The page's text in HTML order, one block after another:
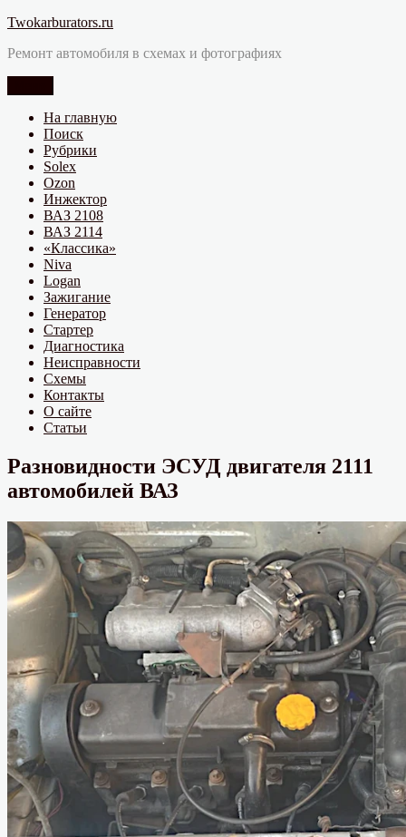
Перейти
содержимому
Twokarburators.ru
Ремонт автомобиля в схемах и фотографиях
На главную
Поиск
Рубрики
Solex
Ozon
Инжектор
ВАЗ 2108
ВАЗ 2114
«Классика»
Niva
Logan
Зажигание
Генератор
Стартер
Диагностика
Неисправности
Схемы
Контакты
О сайте
Статьи
Разновидности ЭСУД двигателя 2111
автомобилей ВАЗ